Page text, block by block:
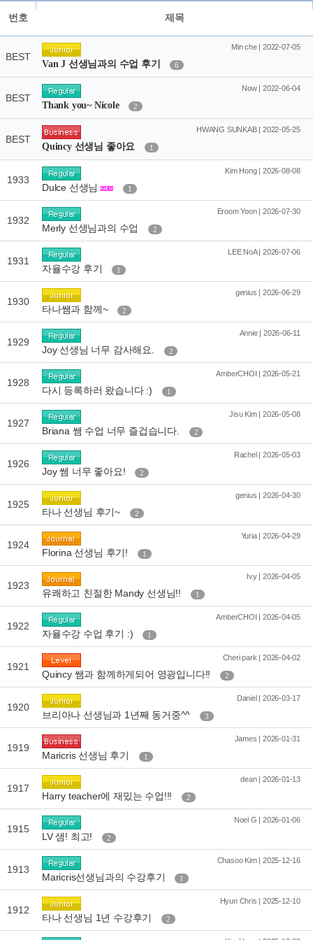
번호 제목
BEST
Min che | 2022-07-05
Van J 선생님과의 수업 후기 6
BEST
Now | 2022-06-04
Thank you~ Nicole 2
BEST
HWANG SUNKAB | 2022-05-25
Quincy 선생님 좋아요 1
1933
Kim Hong | 2026-08-08
Dulce 선생님 1
1932
Eroom Yoon | 2026-07-30
Merly 선생님과의 수업 2
1931
LEE NoA | 2026-07-06
자율수강 후기 1
1930
genius | 2026-06-29
타나쌤과 함께~ 2
1929
Annie | 2026-06-11
Joy 선생님 너무 감사해요. 2
1928
AmberCHOI | 2026-05-21
다시 등록하러 왔습니다 :) 1
1927
Jisu Kim | 2026-05-08
Briana 쌤 수업 너무 즐겁습니다. 2
1926
Rachel | 2026-05-03
Joy 쌤 너무 좋아요! 2
1925
genius | 2026-04-30
타나 선생님 후기~ 2
1924
Yuria | 2026-04-29
Florina 선생님 후기! 1
1923
Ivy | 2026-04-05
유쾌하고 친절한 Mandy 선생님!! 1
1922
AmberCHOI | 2026-04-05
자율수강 수업 후기 :) 1
1921
Cheri park | 2026-04-02
Quincy 쌤과 함께하게되어 영광입니다!! 2
1920
Daniel | 2026-03-17
브리아나 선생님과 1년째 동거중^^ 3
1919
James | 2026-01-31
Maricris 선생님 후기 1
1917
dean | 2026-01-13
Harry teacher에 재밌는 수업!!! 2
1915
Noel G | 2026-01-06
LV 샘! 최고! 2
1913
Chasoo Kim | 2025-12-16
Maricris선생님과의 수강후기 1
1912
Hyun Chris | 2025-12-10
타나 선생님 1년 수강후기 2